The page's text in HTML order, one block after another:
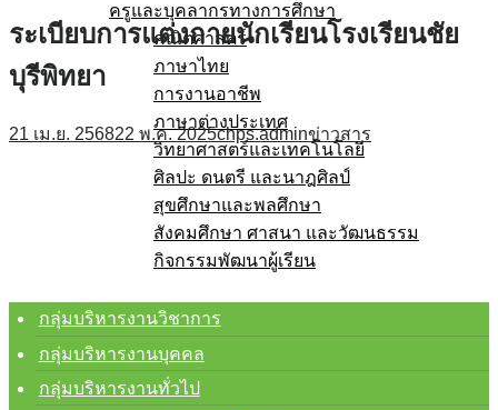
ครูและบุคลากรทางการศึกษา
คณิตศาสตร์
ภาษาไทย
การงานอาชีพ
ภาษาต่างประเทศ
วิทยาศาสตร์และเทคโนโลยี
ศิลปะ ดนตรี และนาฎศิลป์
สุขศึกษาและพลศึกษา
สังคมศึกษา ศาสนา และวัฒนธรรม
กิจกรรมพัฒนาผู้เรียน
การบริหารงานและการจ่ายงบประมาณ
แผนพัฒนาคุณภาพการศึกษา
ความก้าวหน้าในการดำเนินงาน
ระเบียบการแต่งกายนักเรียนโรงเรียนชัย
บุรีพิทยา
21 เม.ย. 256822 พ.ค. 2025chps.adminข่าวสาร
กลุ่มบริหารงานวิชาการ
กลุ่มบริหารงานบุคคล
กลุ่มบริหารงานทั่วไป